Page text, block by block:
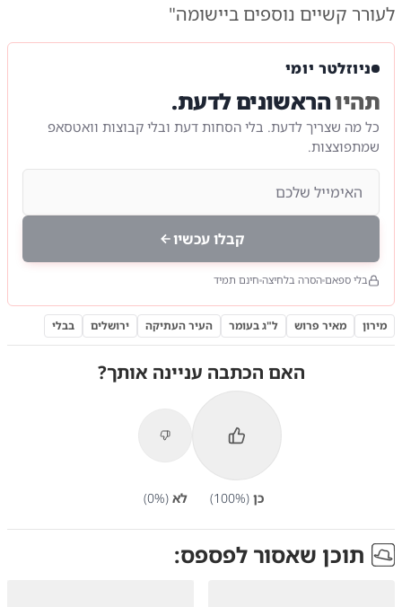
לעורר קשיים נוספים ביישומה"
ניוזלטר יומי
תהיוהראשונים לדעת.
כל מה שצריך לדעת. בלי הסחות דעת ובלי קבוצות וואטסאפ
שמתפוצצות.
קבלו עכשיו
בלי ספאם הסרה בלחיצה חינם תמיד
מירון מאיר פרוש ל"ג בעומר העיר העתיקה ירושלים בבלי
האם הכתבה עניינה אותך?
כן (
100%) לא (
0%)
תוכן שאסור לפספס: